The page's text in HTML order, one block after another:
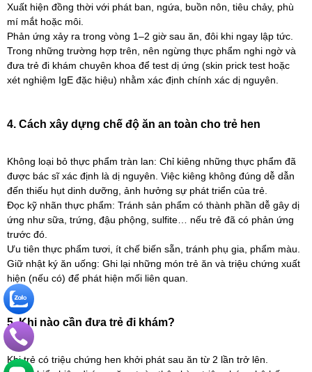
Xuất hiện đồng thời với phát ban, ngứa, buồn nôn, tiêu chảy, phù
mí mắt hoặc môi.
Phản ứng xảy ra trong vòng 1–2 giờ sau ăn, đôi khi ngay lập tức.
Trong những trường hợp trên, nên ngừng thực phẩm nghi ngờ và
đưa trẻ đi khám chuyên khoa để test dị ứng (skin prick test hoặc
xét nghiệm IgE đặc hiệu) nhằm xác định chính xác dị nguyên.
4. Cách xây dựng chế độ ăn an toàn cho trẻ hen
Không loại bỏ thực phẩm tràn lan: Chỉ kiêng những thực phẩm đã
được bác sĩ xác định là dị nguyên. Việc kiêng không đúng dễ dẫn
đến thiếu hụt dinh dưỡng, ảnh hưởng sự phát triển của trẻ.
Đọc kỹ nhãn thực phẩm: Tránh sản phẩm có thành phần dễ gây dị
ứng như sữa, trứng, đậu phộng, sulfite… nếu trẻ đã có phản ứng
trước đó.
Ưu tiên thực phẩm tươi, ít chế biến sẵn, tránh phụ gia, phẩm màu.
Giữ nhật ký ăn uống: Ghi lại những món trẻ ăn và triệu chứng xuất
hiện (nếu có) để phát hiện mối liên quan.
5. Khi nào cần đưa trẻ đi khám?
Khi trẻ có triệu chứng hen khởi phát sau ăn từ 2 lần trở lên.